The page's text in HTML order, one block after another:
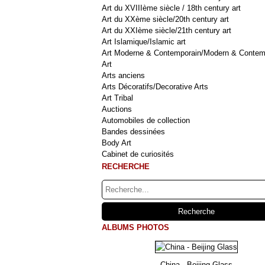
Art du XVIIIème siècle / 18th century art
Art du XXème siècle/20th century art
Art du XXIème siècle/21th century art
Art Islamique/Islamic art
Art Moderne & Contemporain/Modern &
Art
Arts anciens
Arts Décoratifs/Decorative Arts
Art Tribal
Auctions
Automobiles de collection
Bandes dessinées
Body Art
Cabinet de curiosités
RECHERCHE
ALBUMS PHOTOS